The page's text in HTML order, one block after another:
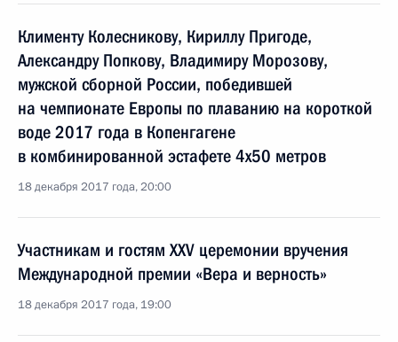
Клименту Колесникову, Кириллу Пригоде,
Александру Попкову, Владимиру Морозову,
мужской сборной России, победившей
на чемпионате Европы по плаванию на короткой
воде 2017 года в Копенгагене
в комбинированной эстафете 4х50 метров
18 декабря 2017 года, 20:00
Участникам и гостям XXV церемонии вручения
Международной премии «Вера и верность»
18 декабря 2017 года, 19:00